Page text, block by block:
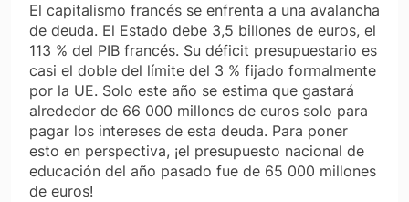
El capitalismo francés se enfrenta a una avalancha
de deuda. El Estado debe 3,5 billones de euros, el
113 % del PIB francés. Su déficit presupuestario es
casi el doble del límite del 3 % fijado formalmente
por la UE. Solo este año se estima que gastará
alrededor de 66 000 millones de euros solo para
pagar los intereses de esta deuda. Para poner
esto en perspectiva, ¡el presupuesto nacional de
educación del año pasado fue de 65 000 millones
de euros!